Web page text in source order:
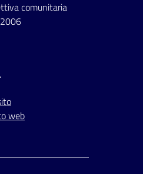
comunitaria
web